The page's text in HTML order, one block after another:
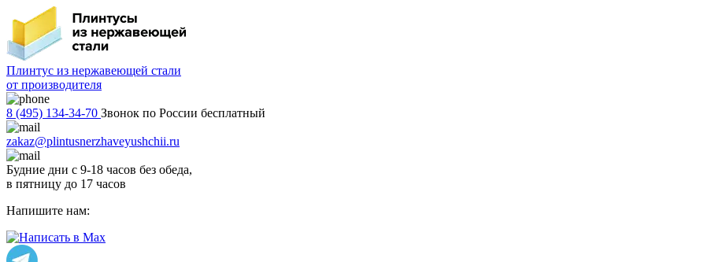
Плинтус из нержавеющей стали
от производителя
8 (495) 134-34-70 Звонок по России бесплатный
zakaz@plintusnerzhaveyushchii.ru
Будние дни с 9-18 часов без обеда,
в пятницу до 17 часов
Напишите нам: